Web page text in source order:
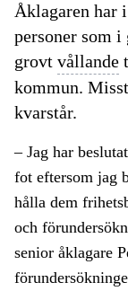
Åklagaren har
personer som
grovt vållande
kommun.
kvarstår.
– Jag har
fot eftersom jag
hålla dem
och
senior åklagare